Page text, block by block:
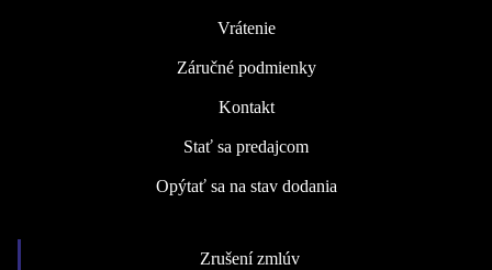
Vrátenie
Záručné podmienky
Kontakt
Stať sa predajcom
Opýtať sa na stav dodania
Zrušení zmlúv